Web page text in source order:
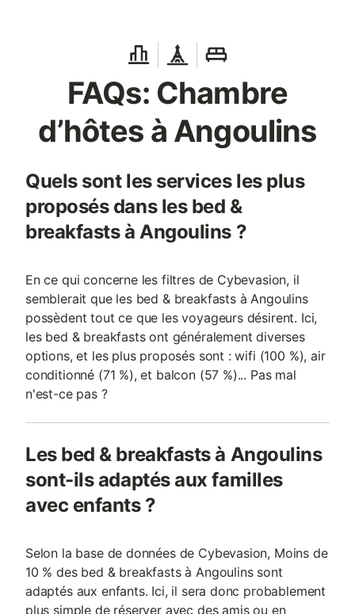
FAQs: Chambre
d’hôtes à Angoulins
Quels sont les services les plus
proposés dans les bed &
breakfasts à Angoulins ?
En ce qui concerne les filtres de Cybevasion, il
semblerait que les bed & breakfasts à Angoulins
possèdent tout ce que les voyageurs désirent. Ici,
les bed & breakfasts ont généralement diverses
options, et les plus proposés sont : wifi (100 %), air
conditionné (71 %), et balcon (57 %)... Pas mal
n'est-ce pas ?
Les bed & breakfasts à Angoulins
sont-ils adaptés aux familles
avec enfants ?
Selon la base de données de Cybevasion, Moins de
10 % des bed & breakfasts à Angoulins sont
adaptés aux enfants. Ici, il sera donc probablement
plus simple de réserver avec des amis ou en